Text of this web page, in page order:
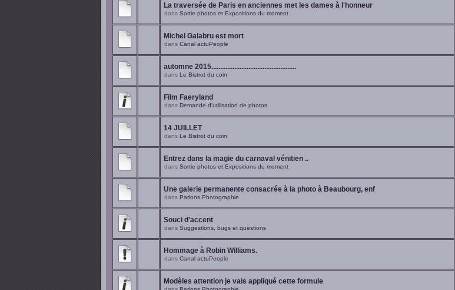
La traversée de Paris en anciennes met les dames à l'honneur
dans Sortie photos et Expositions du moment
Michel Galabru est mort
dans Canal actuPeople
automne 2015................................................
dans Le Bistrot du coin
Film Faeryland
dans Demande d'utilisation de photos
14 JUILLET
dans Le Bistrot du coin
Entrez dans la magie du carnaval vénitien ..
dans Sortie photos et Expositions du moment
Une galerie permanente consacrée à la photo à Beaubourg, enf
dans Parlons Photographie
Souci d'accent
dans Suggestions, bugs et questions
Hommage à Robin Williams.
dans Canal actuPeople
Modèles attention je vais appliqué cette formule